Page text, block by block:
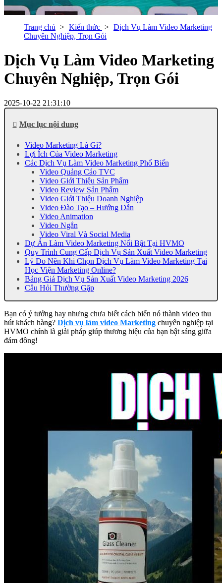
Trang chủ Kiến thức
Dịch Vụ Làm Video Marketing
Chuyên Nghiệp, Trọn Gói
Dịch Vụ Làm Video Marketing
Chuyên Nghiệp, Trọn Gói
2025-10-22 21:31:10
Mục lục nội dung
Video Marketing Là Gì?
Lợi Ích Của Video Marketing
Các Dịch Vụ Làm Video Marketing Phổ Biến
Video Quảng Cáo TVC
Video Giới Thiệu Sản Phẩm
Video Review Sản Phẩm
Video Giới Thiệu Doanh Nghiệp
Video Đào Tạo – Hướng Dẫn
Video Animation
Video Ngắn
Video Viral Và Social Media
Dự Án Làm Video Marketing Nổi Bật Tại HVMO
Quy Trình Cung Cấp Dịch Vụ Sản Xuất Video Marketing
Lý Do Nên Khi Chọn Dịch Vụ Làm Video Marketing Tại
Học Viện Marketing Online?
Bảng Giá Dịch Vụ Sản Xuất Video Marketing 2026
Câu Hỏi Thường Gặp
Bạn có ý tưởng hay nhưng chưa biết cách biến nó thành video thu
hút khách hàng? Dịch vụ làm video Marketing chuyên nghiệp tại
HVMO chính là giải pháp giúp thương hiệu của bạn bật sáng giữa
đám đông!